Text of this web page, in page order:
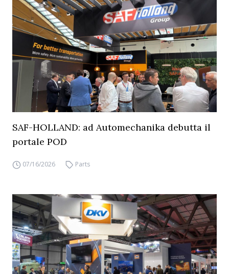
SAF-HOLLAND: ad Automechanika debutta il
portale POD
07/16/2026 Parts